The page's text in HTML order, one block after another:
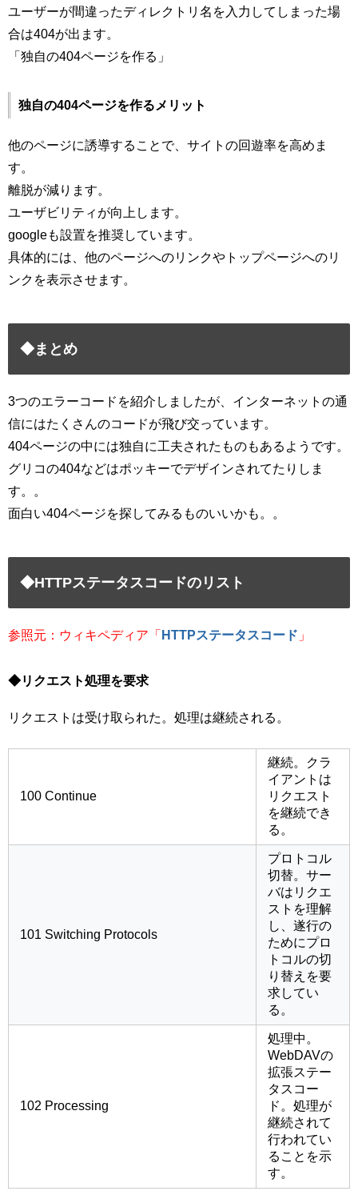
ユーザーが間違ったディレクトリ名を入力してしまった場
合は404が出ます。
「独自の404ページを作る」
独自の404ページを作るメリット
他のページに誘導することで、サイトの回遊率を高めま
す。
離脱が減ります。
ユーザビリティが向上します。
googleも設置を推奨しています。
具体的には、他のページへのリンクやトップページへのリ
ンクを表示させます。
◆まとめ
3つのエラーコードを紹介しましたが、インターネットの通
信にはたくさんのコードが飛び交っています。
404ページの中には独自に工夫されたものもあるようです。
グリコの404などはポッキーでデザインされてたりしま
す。。
面白い404ページを探してみるものいいかも。。
◆HTTPステータスコードのリスト
参照元：ウィキペディア「 HTTPステータスコード 」
◆リクエスト処理を要求
リクエストは受け取られた。処理は継続される。
100 Continue
継続。クラ
イアントは
リクエスト
を継続でき
る。
101 Switching Protocols
プロトコル
切替。サー
バはリクエ
ストを理解
し、遂行の
ためにプロ
トコルの切
り替えを要
求してい
る。
102 Processing
処理中。
WebDAVの
拡張ステー
タスコー
ド。処理が
継続されて
行われてい
ることを示
す。